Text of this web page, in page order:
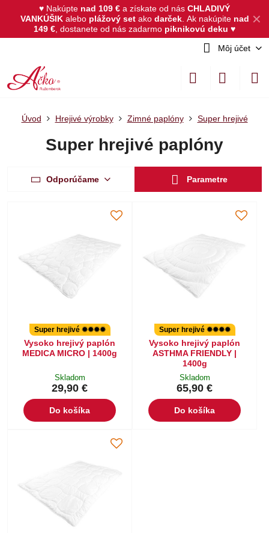
✕
♥ Nakúpte nad 109 € a získate od nás CHLADIVÝ
VANKÚŠIKalebo plážový set akodarček. Ak nakúpite nad
149 € , dostanete od nás zadarmo piknikovú deku ♥
Môj účet
Úvod Hrejivé výrobky Zimné paplóny Super hrejivé
Super hrejivé paplóny
Odporúčame Parametre
Super hrejivé ✹✹✹✹
Vysoko hrejivý paplón
MEDICA MICRO | 1400g
Skladom
29,90 €
Do košíka
Super hrejivé ✹✹✹✹
Vysoko hrejivý paplón
ASTHMA FRIENDLY |
1400g
Skladom
65,90 €
Do košíka